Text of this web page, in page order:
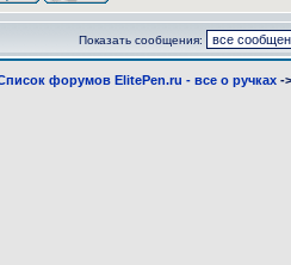
Показать сообщения:
форумов ElitePen.ru - все о ручках -